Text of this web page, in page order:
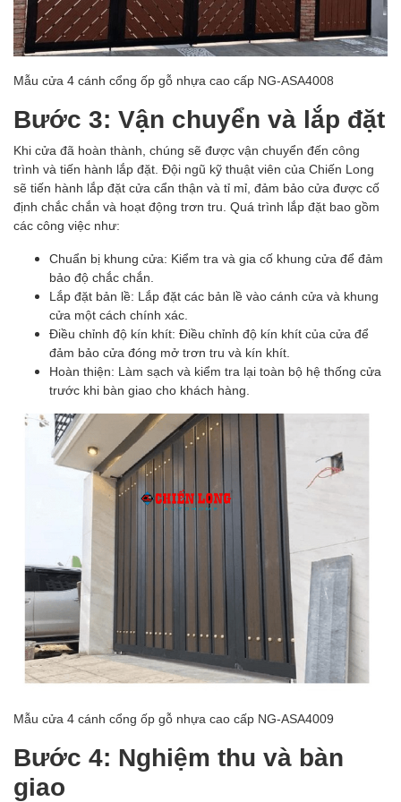
Mẫu cửa 4 cánh cổng ốp gỗ nhựa cao cấp NG-ASA4008
Bước 3: Vận chuyển và lắp đặt
Khi cửa đã hoàn thành, chúng sẽ được vận chuyển đến công
trình và tiến hành lắp đặt. Đội ngũ kỹ thuật viên của Chiến Long
sẽ tiến hành lắp đặt cửa cẩn thận và tỉ mỉ, đảm bảo cửa được cố
định chắc chắn và hoạt động trơn tru. Quá trình lắp đặt bao gồm
các công việc như:
Chuẩn bị khung cửa: Kiểm tra và gia cố khung cửa để đảm
bảo độ chắc chắn.
Lắp đặt bản lề: Lắp đặt các bản lề vào cánh cửa và khung
cửa một cách chính xác.
Điều chỉnh độ kín khít: Điều chỉnh độ kín khít của cửa để
đảm bảo cửa đóng mở trơn tru và kín khít.
Hoàn thiện: Làm sạch và kiểm tra lại toàn bộ hệ thống cửa
trước khi bàn giao cho khách hàng.
Mẫu cửa 4 cánh cổng ốp gỗ nhựa cao cấp NG-ASA4009
Bước 4: Nghiệm thu và bàn
giao